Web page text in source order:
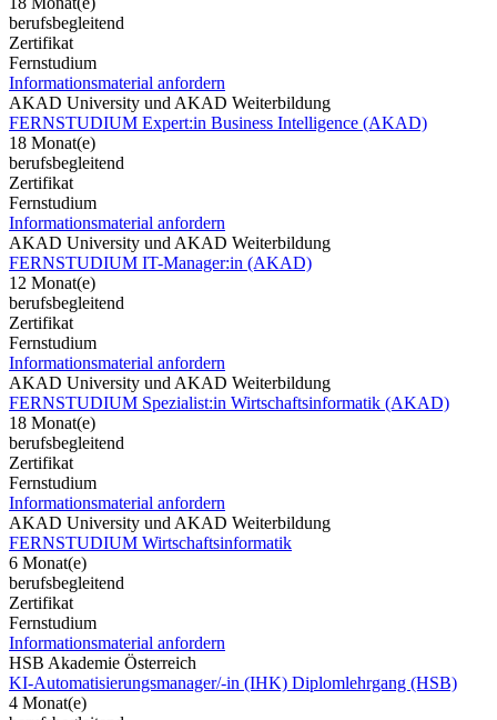
berufsbegleitend
Zertifikat
Fernstudium
Informationsmaterial anfordern
AKAD University und AKAD Weiterbildung
FERNSTUDIUM Expert:in Business Intelligence (AKAD)
18 Monat(e)
berufsbegleitend
Zertifikat
Fernstudium
Informationsmaterial anfordern
AKAD University und AKAD Weiterbildung
FERNSTUDIUM IT-Manager:in (AKAD)
12 Monat(e)
berufsbegleitend
Zertifikat
Fernstudium
Informationsmaterial anfordern
AKAD University und AKAD Weiterbildung
FERNSTUDIUM Spezialist:in Wirtschaftsinformatik (AKAD)
18 Monat(e)
berufsbegleitend
Zertifikat
Fernstudium
Informationsmaterial anfordern
AKAD University und AKAD Weiterbildung
FERNSTUDIUM Wirtschaftsinformatik
6 Monat(e)
berufsbegleitend
Zertifikat
Fernstudium
Informationsmaterial anfordern
HSB Akademie Österreich
KI-Automatisierungsmanager/-in (IHK) Diplomlehrgang (HSB)
4 Monat(e)